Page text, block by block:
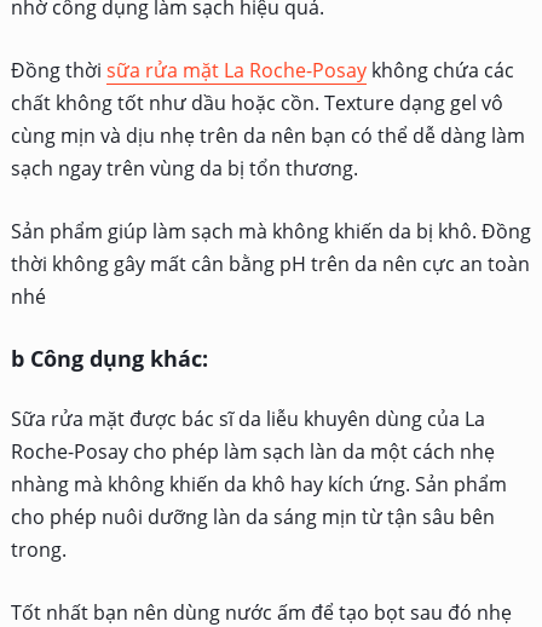
nhờ công dụng làm sạch hiệu quả.
Đồng thời sữa rửa mặt La Roche-Posaykhông chứa các
chất không tốt như dầu hoặc cồn. Texture dạng gel vô
cùng mịn và dịu nhẹ trên da nên bạn có thể dễ dàng làm
sạch ngay trên vùng da bị tổn thương.
Sản phẩm giúp làm sạch mà không khiến da bị khô. Đồng
thời không gây mất cân bằng pH trên da nên cực an toàn
nhé
b Công dụng khác:
Sữa rửa mặt được bác sĩ da liễu khuyên dùng của La
Roche-Posay cho phép làm sạch làn da một cách nhẹ
nhàng mà không khiến da khô hay kích ứng. Sản phẩm
cho phép nuôi dưỡng làn da sáng mịn từ tận sâu bên
trong.
Tốt nhất bạn nên dùng nước ấm để tạo bọt sau đó nhẹ